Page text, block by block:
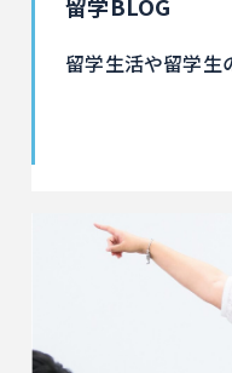
留学生活や留学生